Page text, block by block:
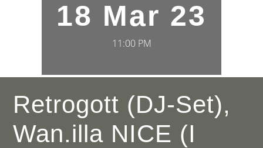
18 Mar 23
11:00 PM
Retrogott (DJ-Set),
Wan.illa NICE (I